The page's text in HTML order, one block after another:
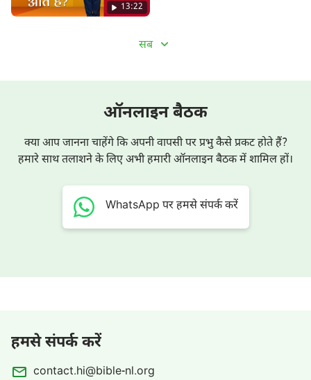
13:22
सब
ऑनलाइन बैठक
क्या आप जानना चाहेंगे कि अपनी वापसी पर प्रभु कैसे प्रकट होते हैं?
हमारे साथ तलाशने के लिए अभी हमारी ऑनलाइन बैठक में शामिल हों।
WhatsApp पर हमसे संपर्क करें
हमसे संपर्क करें
contact.hi@bible-nl.org